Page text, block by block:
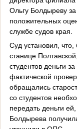
Ольгу Болдыреву за
положительных
службе судов края.
Суд установил,
станице
студентов деньги
фактической
обращались
со студентов
передать деньги
Болдырева